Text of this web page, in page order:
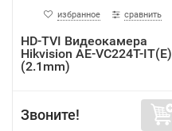
избранное сравнить
HD-TVI Видеокамера
Hikvision AE-VC224T-IT(E)
(2.1mm)
Звоните!